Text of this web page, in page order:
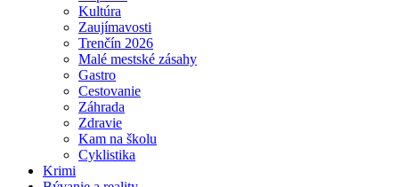
Kultúra
Zaujímavosti
Trenčín 2026
Malé mestské zásahy
Gastro
Cestovanie
Záhrada
Zdravie
Kam na školu
Cyklistika
Krimi